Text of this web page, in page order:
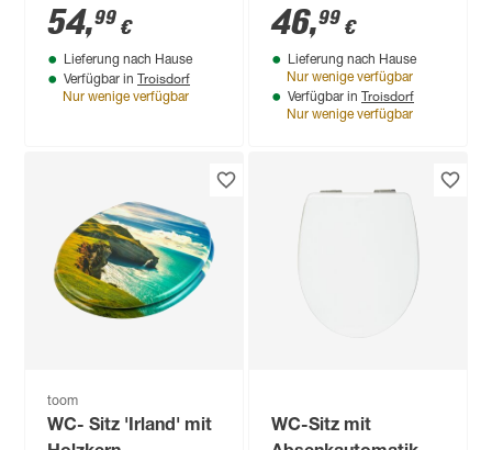
Absenkautomatik
weiß Holzkern
54,99 €
Lieferung nach Hause
Verfügbar in Troisdorf
Nur wenige verfügbar
46,99 €
Lieferung nach Hause
Nur wenige verfügbar
Verfügbar in Troisdorf
Nur wenige verfügbar
toom
WC- Sitz 'Irland' mit
WC-Sitz mit